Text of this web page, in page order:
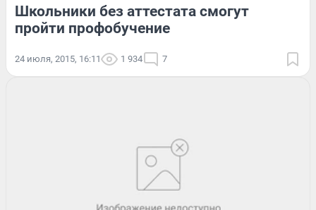
Школьники без аттестата смогут
пройти профобучение
24 июля, 2015, 16:11 1 934 7